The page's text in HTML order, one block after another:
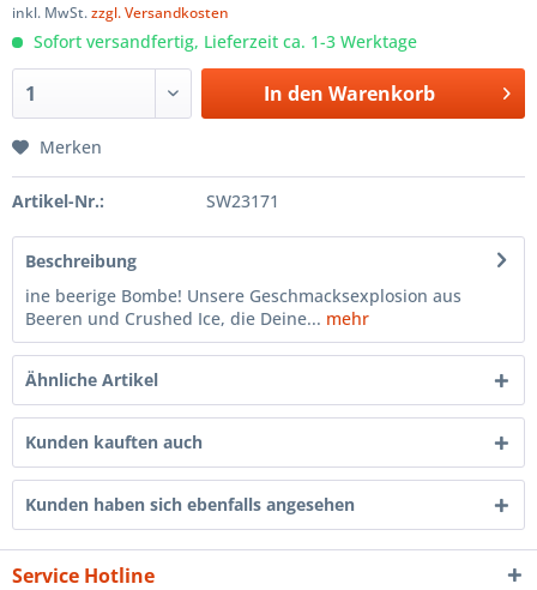
inkl. MwSt.zzgl. Versandkosten
Sofort versandfertig, Lieferzeit ca. 1-3 Werktage
In den Warenkorb
Merken
Artikel-Nr.: SW23171
Beschreibung
ine beerige Bombe! Unsere Geschmacksexplosion aus
Beeren und Crushed Ice, die Deine... mehr
Ähnliche Artikel
Kunden kauften auch
Kunden haben sich ebenfalls angesehen
Service Hotline